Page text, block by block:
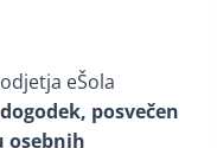
eŠola
posvečen
osebnih